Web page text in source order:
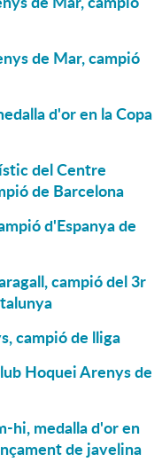
de Mar, campió
d'or en la Copa
del Centre
de Barcelona
d'Espanya de
campió del 3r
campió de lliga
Hoquei Arenys de
hi, medalla d'or en
de javelina